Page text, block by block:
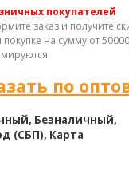
покупателей
заказ и получите
на сумму от
по
Безналичный,
(СБП), Карта